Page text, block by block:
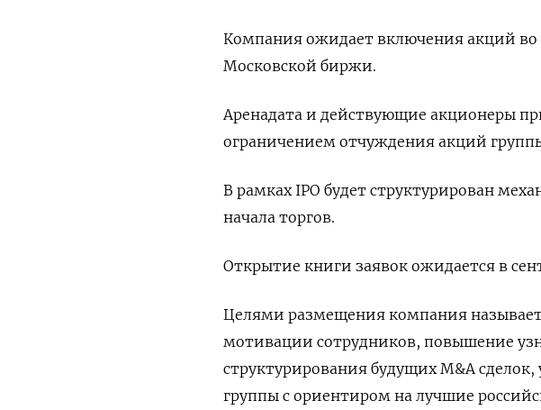
Компания ожидает включения акций во
Московской биржи.
Аренадата и действующие акционеры
ограничением отчуждения акций
В рамках IPO будет структурирован
начала торгов.
Открытие книги заявок ожидается в
Целями размещения компания
мотивации сотрудников, повышение
структурирования будущих M&A
группы с ориентиром на лучшие